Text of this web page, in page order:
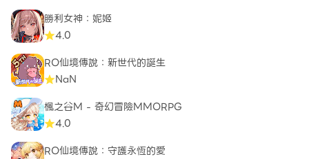
勝利女神：妮姬
4.0
RO仙境傳說：新世代的誕生
NaN
楓之谷M - 奇幻冒險MMORPG
4.0
RO仙境傳說：守護永恆的愛